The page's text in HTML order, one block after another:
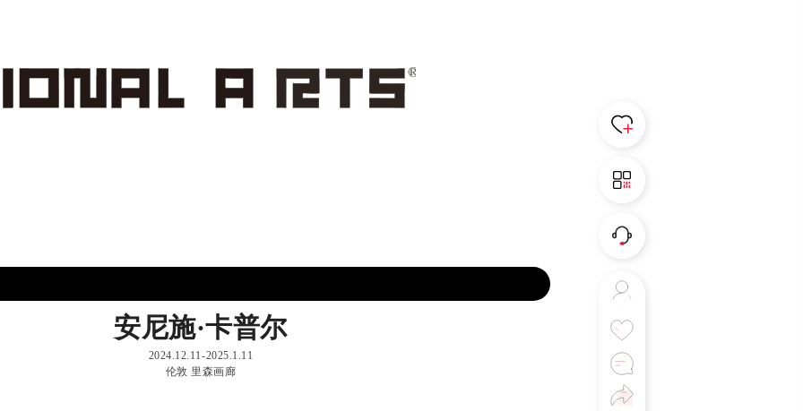
安尼施·卡普尔
2024.12.11-2025.1.11
伦敦 里森画廊